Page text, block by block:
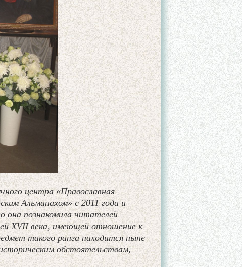
центра «Православная
Альманахом» с 2011 года и
она познакомила читателей
XVII века, имеющей отношение к
такого ранга находится ныне
обстоятельствам,